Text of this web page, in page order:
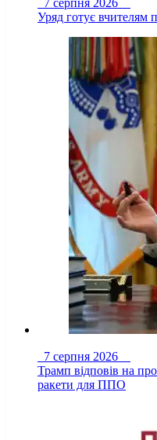
7 серпня 2026
Уряд готує вчителям
7 серпня 2026
Трамп відповів на
ракети для ППО